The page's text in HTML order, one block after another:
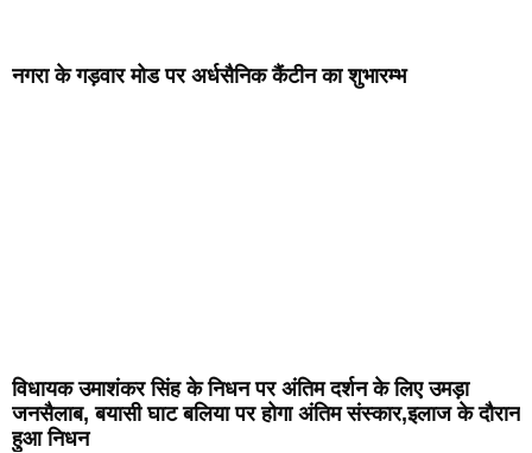
नगरा के गड़वार मोड पर अर्धसैनिक कैंटीन का शुभारम्भ
विधायक उमाशंकर सिंह के निधन पर अंतिम दर्शन के लिए उमड़ा
जनसैलाब, बयासी घाट बलिया पर होगा अंतिम संस्कार,इलाज के दौरान
हुआ निधन